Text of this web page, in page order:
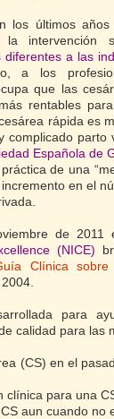
los últimos
la intervención
diferentes a las
a los
que las
rentables
rápida es
parto
Española de
de una
en el
de 2011
(NICE)
Clínica sobre
para
calidad para las
(CS) en el
clínica para una
aun cuando no